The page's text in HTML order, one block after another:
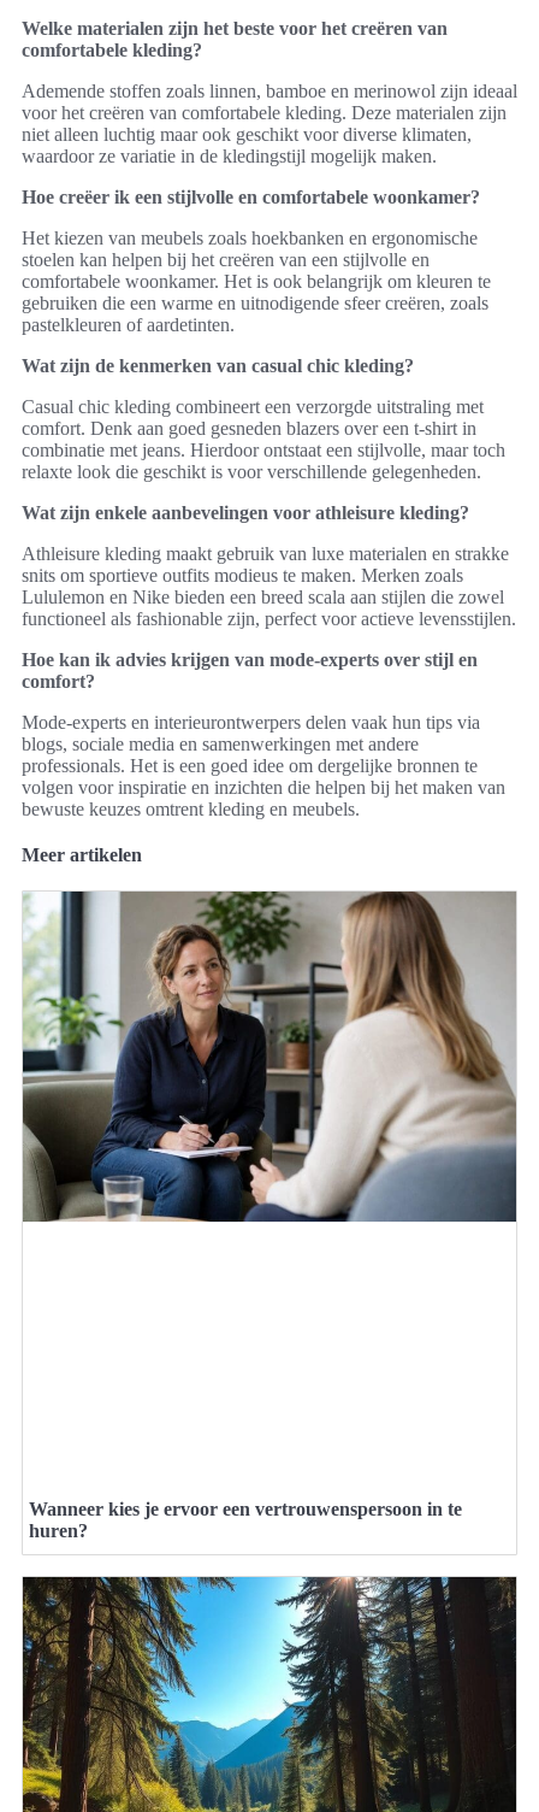
Welke materialen zijn het beste voor het creëren van
comfortabele kleding?
Ademende stoffen zoals linnen, bamboe en merinowol zijn ideaal
voor het creëren van comfortabele kleding. Deze materialen zijn
niet alleen luchtig maar ook geschikt voor diverse klimaten,
waardoor ze variatie in de kledingstijl mogelijk maken.
Hoe creëer ik een stijlvolle en comfortabele woonkamer?
Het kiezen van meubels zoals hoekbanken en ergonomische
stoelen kan helpen bij het creëren van een stijlvolle en
comfortabele woonkamer. Het is ook belangrijk om kleuren te
gebruiken die een warme en uitnodigende sfeer creëren, zoals
pastelkleuren of aardetinten.
Wat zijn de kenmerken van casual chic kleding?
Casual chic kleding combineert een verzorgde uitstraling met
comfort. Denk aan goed gesneden blazers over een t-shirt in
combinatie met jeans. Hierdoor ontstaat een stijlvolle, maar toch
relaxte look die geschikt is voor verschillende gelegenheden.
Wat zijn enkele aanbevelingen voor athleisure kleding?
Athleisure kleding maakt gebruik van luxe materialen en strakke
snits om sportieve outfits modieus te maken. Merken zoals
Lululemon en Nike bieden een breed scala aan stijlen die zowel
functioneel als fashionable zijn, perfect voor actieve levensstijlen.
Hoe kan ik advies krijgen van mode-experts over stijl en
comfort?
Mode-experts en interieurontwerpers delen vaak hun tips via
blogs, sociale media en samenwerkingen met andere
professionals. Het is een goed idee om dergelijke bronnen te
volgen voor inspiratie en inzichten die helpen bij het maken van
bewuste keuzes omtrent kleding en meubels.
Meer artikelen
Wanneer kies je ervoor een vertrouwenspersoon in te
huren?